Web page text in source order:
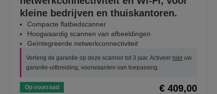
kleine bedrijven en thuiskantoren.
Compacte flatbedscanner
Hoogwaardig scannen van afbeeldingen
Geïntegreerde netwerkconnectiviteit
Verleng de garantie op deze scanner tot 3 jaar. Activeer hier uw
garantie-uitbreiding, voorwaarden van toepassing.
Op voorraad € 409,00